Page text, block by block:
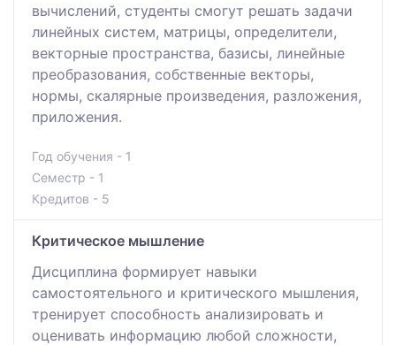
вычислений, студенты смогут решать задачи
линейных систем, матрицы, определители,
векторные пространства, базисы, линейные
преобразования, собственные векторы,
нормы, скалярные произведения, разложения,
приложения.
Год обучения - 1
Семестр - 1
Кредитов - 5
Критическое мышление
Дисциплина формирует навыки
самостоятельного и критического мышления,
тренирует способность анализировать и
оценивать информацию любой сложности,